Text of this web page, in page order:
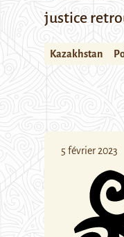
justice
Kazakhstan
5 février 2023